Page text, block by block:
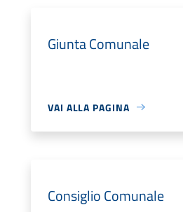
Giunta Comunale
VAI ALLA PAGINA
Consiglio Comunale